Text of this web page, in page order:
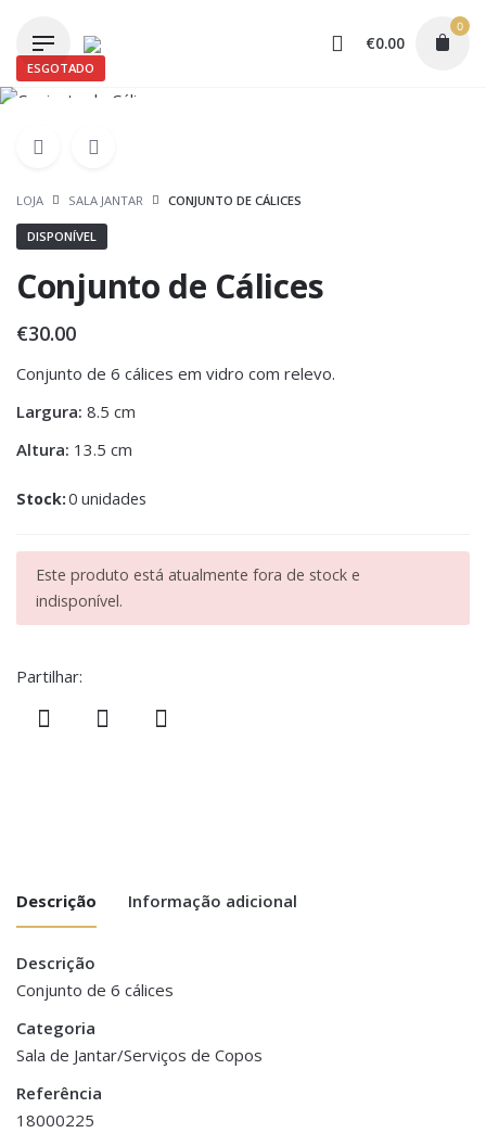
content
€0.00
0
ESGOTADO
LOJA SALA JANTAR CONJUNTO DE CÁLICES
DISPONÍVEL
Conjunto de Cálices
€30.00
Conjunto de 6 cálices em vidro com relevo.
Largura: 8.5 cm
Altura: 13.5 cm
Stock:0 unidades
Este produto está atualmente fora de stock e
indisponível.
Partilhar:
Descrição Informação adicional
Descrição
Conjunto de 6 cálices
Categoria
Sala de Jantar/Serviços de Copos
Referência
18000225
Dimensões 8.5 × 13.5 cm